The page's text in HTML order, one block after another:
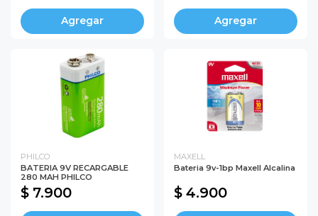
Agregar Agregar
PHILCO
BATERIA 9V RECARGABLE
280 MAH PHILCO
$ 7.900
MAXELL
Bateria 9v-1bp Maxell Alcalina
$ 4.900